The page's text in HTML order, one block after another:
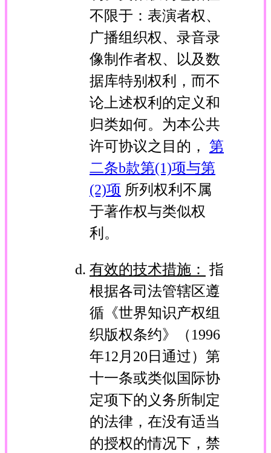
不限于：表演者权、
广播组织权、录音录
像制作者权、以及数
据库特别权利，而不
论上述权利的定义和
归类如何。为本公共
许可协议之目的， 第
二条b款第(1)项与第
(2)项 所列权利不属
于著作权与类似权
利。
有效的技术措施：
指
根据各司法管辖区遵
循《世界知识产权组
织版权条约》（1996
年12月20日通过）第
十一条或类似国际协
定项下的义务所制定
的法律，在没有适当
的授权的情况下，禁